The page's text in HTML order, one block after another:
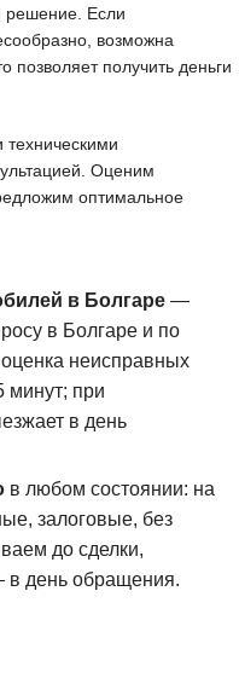
решение. Если
возможна
позволяет получить деньги
Оценим
оптимальное
в Болгаре—
в Болгаре и по
неисправных
минут; при
в день
в любом состоянии: на
залоговые, без
до сделки,
в день обращения.